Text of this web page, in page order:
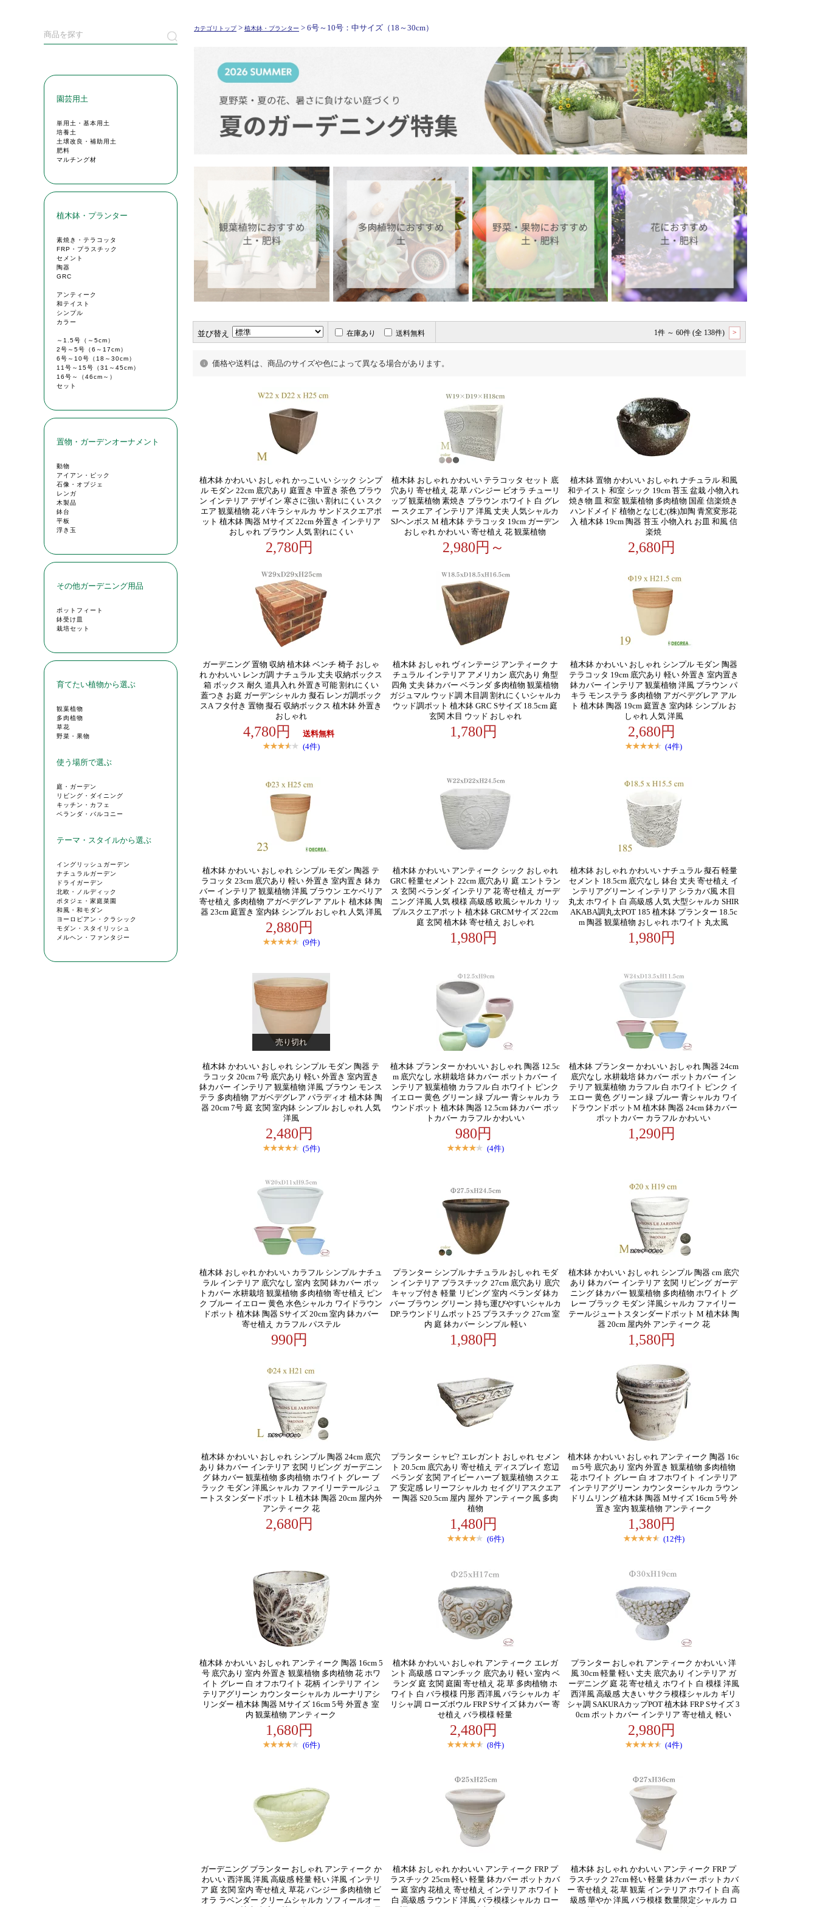
カテゴリトップ> 植木鉢・プランター > 6号～10号：中サイズ（18～30cm）
並び替え 在庫あり 送料無料 1件 ～ 60件 (全 138件) >
価格や送料は、商品のサイズや色によって異なる場合があります。
植木鉢 かわいい おしゃれ かっこいい シック シンプ
ル モダン 22cm 底穴あり 庭置き 中置き 茶色 ブラウ
ン インテリア デザイン 寒さに強い 割れにくい スク
エア 観葉植物 花 パキラシャルカ サンドスクエアポ
ット 植木鉢 陶器 Mサイズ 22cm 外置き インテリア
おしゃれ ブラウン 人気 割れにくい
2,780円
植木鉢 おしゃれ かわいい テラコッタ セット 底
穴あり 寄せ植え 花 草 パンジー ビオラ チューリ
ップ 観葉植物 素焼き ブラウン ホワイト 白 グレ
ー スクエア インテリア 洋風 丈夫 人気シャルカ
SJヘンボス M 植木鉢 テラコッタ 19cm ガーデン
おしゃれ かわいい 寄せ植え 花 観葉植物
2,980円～
植木鉢 置物 かわいい おしゃれ ナチュラル 和風
和テイスト 和室 シック 19cm 苔玉 盆栽 小物入れ
焼き物 皿 和室 観葉植物 多肉植物 国産 信楽焼き
ハンドメイド 植物となじむ(株)加陶 青窯変形花
入 植木鉢 19cm 陶器 苔玉 小物入れ お皿 和風 信
楽焼
2,680円
ガーデニング 置物 収納 植木鉢 ベンチ 椅子 おしゃ
れ かわいい レンガ調 ナチュラル 丈夫 収納ボックス
箱 ボックス 耐久 道具入れ 外置き可能 割れにくい
蓋つき お庭 ガーデンシャルカ 擬石 レンガ調ボック
スA フタ付き 置物 擬石 収納ボックス 植木鉢 外置き
おしゃれ
4,780円 送料無料
(4件)
植木鉢 おしゃれ ヴィンテージ アンティーク ナ
チュラル インテリア アメリカン 底穴あり 角型
四角 丈夫 鉢カバー ベランダ 多肉植物 観葉植物
ガジュマル ウッド調 木目調 割れにくいシャルカ
ウッド調ポット 植木鉢 GRC Sサイズ 18.5cm 庭
玄関 木目 ウッド おしゃれ
1,780円
植木鉢 かわいい おしゃれ シンプル モダン 陶器
テラコッタ 19cm 底穴あり 軽い 外置き 室内置き
鉢カバー インテリア 観葉植物 洋風 ブラウン パ
キラ モンステラ 多肉植物 アガベデグレア アル
ト 植木鉢 陶器 19cm 庭置き 室内鉢 シンプル お
しゃれ 人気 洋風
2,680円
(4件)
植木鉢 かわいい おしゃれ シンプル モダン 陶器 テ
ラコッタ 23cm 底穴あり 軽い 外置き 室内置き 鉢カ
バー インテリア 観葉植物 洋風 ブラウン エケベリア
寄せ植え 多肉植物 アガベデグレア アルト 植木鉢 陶
器 23cm 庭置き 室内鉢 シンプル おしゃれ 人気 洋風
2,880円
(9件)
植木鉢 かわいい アンティーク シック おしゃれ
GRC 軽量セメント 22cm 底穴あり 庭 エントラン
ス 玄関 ベランダ インテリア 花 寄せ植え ガーデ
ニング 洋風 人気 模様 高級感 欧風シャルカ リッ
プルスクエアポット 植木鉢 GRCMサイズ 22cm
庭 玄関 植木鉢 寄せ植え おしゃれ
1,980円
植木鉢 おしゃれ かわいい ナチュラル 擬石 軽量
セメント 18.5cm 底穴なし 鉢台 丈夫 寄せ植え イ
ンテリアグリーン インテリア シラカバ風 木目
丸太 ホワイト 白 高級感 人気 大型シャルカ SHIR
AKABA調丸太POT 185 植木鉢 プランター 18.5c
m 陶器 観葉植物 おしゃれ ホワイト 丸太風
1,980円
売り切れ
植木鉢 かわいい おしゃれ シンプル モダン 陶器 テ
ラコッタ 20cm 7号 底穴あり 軽い 外置き 室内置き
鉢カバー インテリア 観葉植物 洋風 ブラウン モンス
テラ 多肉植物 アガベデグレア パラディオ 植木鉢 陶
器 20cm 7号 庭 玄関 室内鉢 シンプル おしゃれ 人気
洋風
2,480円
(5件)
植木鉢 プランター かわいい おしゃれ 陶器 12.5c
m 底穴なし 水耕栽培 鉢カバー ポットカバー イ
ンテリア 観葉植物 カラフル 白 ホワイト ピンク
イエロー 黄色 グリーン 緑 ブルー 青シャルカ ラ
ウンドポット 植木鉢 陶器 12.5cm 鉢カバー ポッ
トカバー カラフル かわいい
980円
(4件)
植木鉢 プランター かわいい おしゃれ 陶器 24cm
底穴なし 水耕栽培 鉢カバー ポットカバー イン
テリア 観葉植物 カラフル 白 ホワイト ピンク イ
エロー 黄色 グリーン 緑 ブルー 青シャルカ ワイ
ドラウンドポットM 植木鉢 陶器 24cm 鉢カバー
ポットカバー カラフル かわいい
1,290円
植木鉢 おしゃれ かわいい カラフル シンプル ナチュ
ラル インテリア 底穴なし 室内 玄関 鉢カバー ポッ
トカバー 水耕栽培 観葉植物 多肉植物 寄せ植え ピン
ク ブルー イエロー 黄色 水色シャルカ ワイドラウン
ドポット 植木鉢 陶器 Sサイズ 20cm 室内 鉢カバー
寄せ植え カラフル パステル
990円
プランター シンプル ナチュラル おしゃれ モダ
ン インテリア プラスチック 27cm 底穴あり 底穴
キャップ付き 軽量 リビング 室内 ベランダ 鉢カ
バー ブラウン グリーン 持ち運びやすいシャルカ
DP.ラウンドリムポット25 プラスチック 27cm 室
内 庭 鉢カバー シンプル 軽い
1,980円
植木鉢 かわいい おしゃれ シンプル 陶器 cm 底穴
あり 鉢カバー インテリア 玄関 リビング ガーデ
ニング 鉢カバー 観葉植物 多肉植物 ホワイト グ
レー ブラック モダン 洋風シャルカ ファイリー
テールジュートスタンダードポット M 植木鉢 陶
器 20cm 屋内外 アンティーク 花
1,580円
植木鉢 かわいい おしゃれ シンプル 陶器 24cm 底穴
あり 鉢カバー インテリア 玄関 リビング ガーデニン
グ 鉢カバー 観葉植物 多肉植物 ホワイト グレー ブ
ラック モダン 洋風シャルカ ファイリーテールジュ
ートスタンダードポット L 植木鉢 陶器 20cm 屋内外
アンティーク 花
2,680円
プランター シャビ? エレガント おしゃれ セメン
ト 20.5cm 底穴あり 寄せ植え ディスプレイ 窓辺
ベランダ 玄関 アイビー ハーブ 観葉植物 スクエ
ア 安定感 レリーフシャルカ セイグリアスクエア
ー 陶器 S20.5cm 屋内 屋外 アンティーク風 多肉
植物
1,480円
(6件)
植木鉢 かわいい おしゃれ アンティーク 陶器 16c
m 5号 底穴あり 室内 外置き 観葉植物 多肉植物
花 ホワイト グレー 白 オフホワイト インテリア
インテリアグリーン カウンターシャルカ ラウン
ドリムリング 植木鉢 陶器 Mサイズ 16cm 5号 外
置き 室内 観葉植物 アンティーク
1,380円
(12件)
植木鉢 かわいい おしゃれ アンティーク 陶器 16cm 5
号 底穴あり 室内 外置き 観葉植物 多肉植物 花 ホワ
イト グレー 白 オフホワイト 花柄 インテリア イン
テリアグリーン カウンターシャルカ ルーナリアシ
リンダー 植木鉢 陶器 Mサイズ 16cm 5号 外置き 室
内 観葉植物 アンティーク
1,680円
(6件)
植木鉢 かわいい おしゃれ アンティーク エレガ
ント 高級感 ロマンチック 底穴あり 軽い 室内 ベ
ランダ 庭 玄関 庭園 寄せ植え 花 草 多肉植物 ホ
ワイト 白 バラ模様 円形 西洋風 バラシャルカ ギ
リシャ調 ローズボウル FRP Sサイズ 鉢カバー 寄
せ植え バラ模様 軽量
2,480円
(8件)
プランター おしゃれ アンティーク かわいい 洋
風 30cm 軽量 軽い 丈夫 底穴あり インテリア ガ
ーデニング 庭 花 寄せ植え ホワイト 白 模様 洋風
西洋風 高級感 大きい サクラ模様シャルカ ギリ
シャ調 SAKURAカップPOT 植木鉢 FRP Sサイズ 3
0cm ポットカバー インテリア 寄せ植え 軽い
2,980円
(4件)
ガーデニング プランター おしゃれ アンティーク か
わいい 西洋風 洋風 高級感 軽量 軽い 洋風 インテリ
ア 庭 玄関 室内 寄せ植え 草花 パンジー 多肉植物 ビ
オラ ラベンダー クリームシャルカ ソフィールオー
植木鉢 おしゃれ かわいい アンティーク FRP プ
ラスチック 25cm 軽い 軽量 鉢カバー ポットカバ
ー 庭 室内 花植え 寄せ植え インテリア ホワイト
白 高級感 ラウンド 洋風 バラ模様シャルカ ロー
植木鉢 おしゃれ かわいい アンティーク FRP プ
ラスチック 27cm 軽い 軽量 鉢カバー ポットカバ
ー 寄せ植え 花 草 観葉 インテリア ホワイト 白 高
級感 華やか 洋風 バラ模様 数量限定シャルカ ロ